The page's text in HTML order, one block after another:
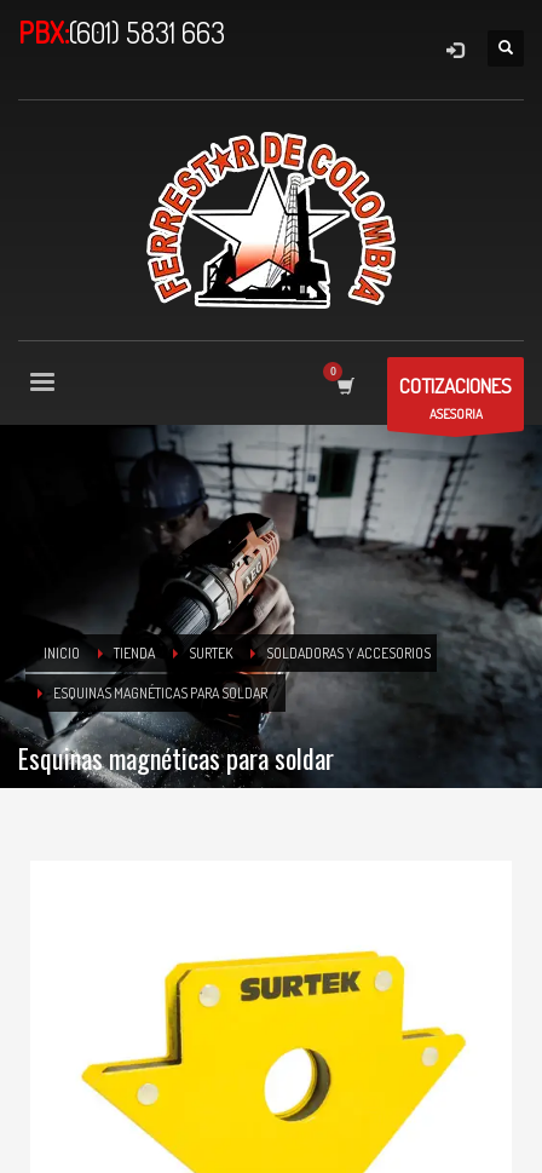
PBX:(601) 5831 663
COTIZACIONES
ASESORIA
INICIO TIENDA SURTEK SOLDADORAS Y ACCESORIOS
ESQUINAS MAGNÉTICAS PARA SOLDAR
Esquinas magnéticas para soldar